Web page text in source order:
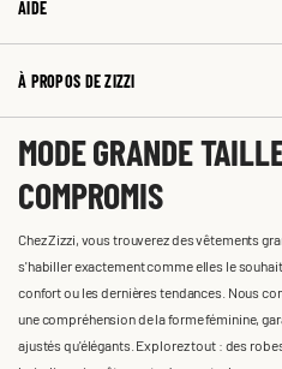
AIDE
À PROPOS DE ZIZZI
MODE GRANDE
COMPROMIS
Chez Zizzi, vous trouverez des vêtements
s'habiller exactement comme elles le
confort ou les dernières tendances. Nous
une compréhension de la forme féminine,
ajustés qu'élégants. Explorez tout : des